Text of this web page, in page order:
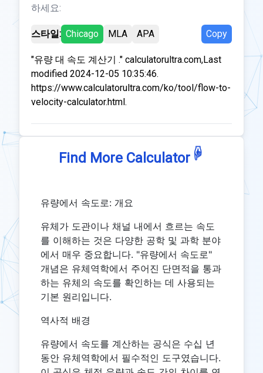
하세요:
스타일: Chicago MLA APA Copy
"유량 대 속도 계산기 ." calculatorultra.com,Last
modified 2024-12-05 10:35:46.
https://www.calculatorultra.com/ko/tool/flow-to-
velocity-calculator.html.
Find More Calculator ☟
유량에서 속도로: 개요
유체가 도관이나 채널 내에서 흐르는 속도
를 이해하는 것은 다양한 공학 및 과학 분야
에서 매우 중요합니다. "유량에서 속도로"
개념은 유체역학에서 주어진 단면적을 통과
하는 유체의 속도를 확인하는 데 사용되는
기본 원리입니다.
역사적 배경
유량에서 속도를 계산하는 공식은 수십 년
동안 유체역학에서 필수적인 도구였습니다.